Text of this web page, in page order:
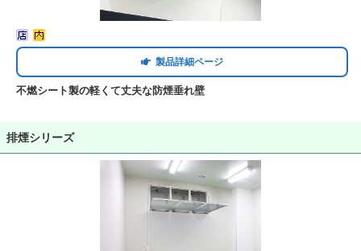
製品詳細ページ
不燃シート製の軽くて丈夫な防煙垂れ壁
排煙シリーズ